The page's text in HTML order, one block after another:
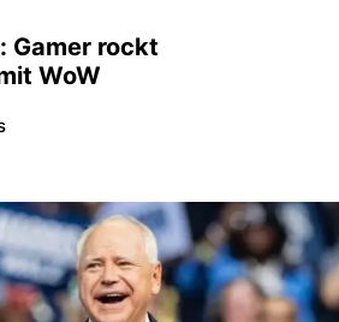
Gamer rockt
WoW